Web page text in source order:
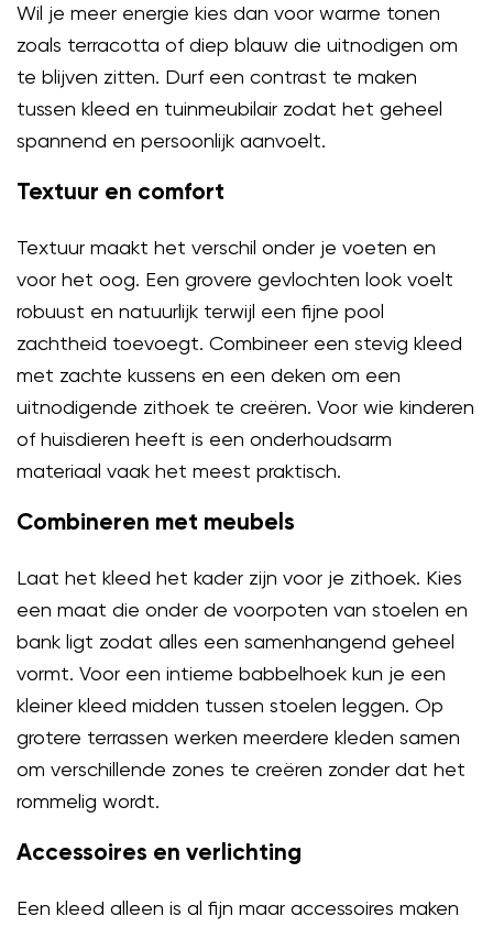
Wil je meer energie kies dan voor warme tonen
zoals terracotta of diep blauw die uitnodigen om
te blijven zitten. Durf een contrast te maken
tussen kleed en tuinmeubilair zodat het geheel
spannend en persoonlijk aanvoelt.
Textuur en comfort
Textuur maakt het verschil onder je voeten en
voor het oog. Een grovere gevlochten look voelt
robuust en natuurlijk terwijl een fijne pool
zachtheid toevoegt. Combineer een stevig kleed
met zachte kussens en een deken om een
uitnodigende zithoek te creëren. Voor wie kinderen
of huisdieren heeft is een onderhoudsarm
materiaal vaak het meest praktisch.
Combineren met meubels
Laat het kleed het kader zijn voor je zithoek. Kies
een maat die onder de voorpoten van stoelen en
bank ligt zodat alles een samenhangend geheel
vormt. Voor een intieme babbelhoek kun je een
kleiner kleed midden tussen stoelen leggen. Op
grotere terrassen werken meerdere kleden samen
om verschillende zones te creëren zonder dat het
rommelig wordt.
Accessoires en verlichting
Een kleed alleen is al fijn maar accessoires maken